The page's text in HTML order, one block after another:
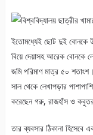
ইতোমধ্যেই ছোট দুই বোনকে
বিয়ে দেয়াসহ আরেক বোনকে
জমি পরিমাণ মাত্র ৫০
সাল থেকে লেখাপড়ার
করেছেন গরু, রাজহাঁস ও কবুতর
তার ব্যবসার ঠিকানা